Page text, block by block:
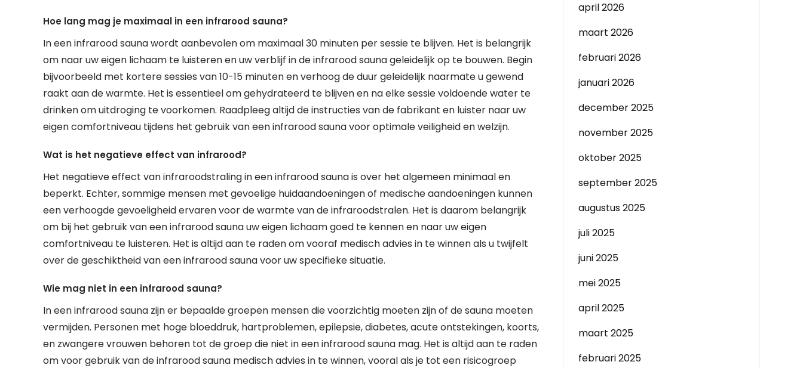
Hoe lang mag je maximaal in een infrarood sauna?
In een infrarood sauna wordt aanbevolen om maximaal 30 minuten per sessie te blijven. Het is belangrijk
om naar uw eigen lichaam te luisteren en uw verblijf in de infrarood sauna geleidelijk op te bouwen. Begin
bijvoorbeeld met kortere sessies van 10-15 minuten en verhoog de duur geleidelijk naarmate u gewend
raakt aan de warmte. Het is essentieel om gehydrateerd te blijven en na elke sessie voldoende water te
drinken om uitdroging te voorkomen. Raadpleeg altijd de instructies van de fabrikant en luister naar uw
eigen comfortniveau tijdens het gebruik van een infrarood sauna voor optimale veiligheid en welzijn.
Wat is het negatieve effect van infrarood?
Het negatieve effect van infraroodstraling in een infrarood sauna is over het algemeen minimaal en
beperkt. Echter, sommige mensen met gevoelige huidaandoeningen of medische aandoeningen kunnen
een verhoogde gevoeligheid ervaren voor de warmte van de infraroodstralen. Het is daarom belangrijk
om bij het gebruik van een infrarood sauna uw eigen lichaam goed te kennen en naar uw eigen
comfortniveau te luisteren. Het is altijd aan te raden om vooraf medisch advies in te winnen als u twijfelt
over de geschiktheid van een infrarood sauna voor uw specifieke situatie.
Wie mag niet in een infrarood sauna?
In een infrarood sauna zijn er bepaalde groepen mensen die voorzichtig moeten zijn of de sauna moeten
vermijden. Personen met hoge bloeddruk, hartproblemen, epilepsie, diabetes, acute ontstekingen, koorts,
en zwangere vrouwen behoren tot de groep die niet in een infrarood sauna mag. Het is altijd aan te raden
om voor gebruik van de infrarood sauna medisch advies in te winnen, vooral als je tot een risicogroep
april 2026
maart 2026
februari 2026
januari 2026
december 2025
november 2025
oktober 2025
september 2025
augustus 2025
juli 2025
juni 2025
mei 2025
april 2025
maart 2025
februari 2025